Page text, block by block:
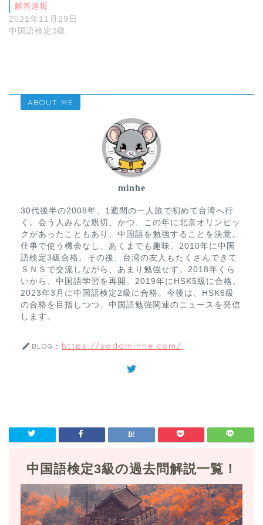
解答速報
2021年11月29日
中国語検定3級
ABOUT ME
minhe
30代後半の2008年、1週間の一人旅で初めて台湾へ行
く。会う人みんな親切、かつ、この年に北京オリンピッ
クがあったこともあり、中国語を勉強することを決意。
仕事で使う機会なし、あくまでも趣味。2010年に中国
語検定3級合格。その後、台湾の友人もたくさんできて
ＳＮＳで交流しながら、あまり勉強せず。2018年くら
いから、中国語学習を再開。2019年にHSK5級に合格。
2023年3月に中国語検定2級に合格。今後は、HSK6級
の合格を目指しつつ、中国語勉強関連のニュースを発信
します。
BLOG： https://sadominhe.com/
中国語検定3級の過去問解説一覧！